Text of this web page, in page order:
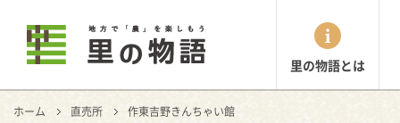
里の物語とは
ホーム 直売所 作東吉野きんちゃい館